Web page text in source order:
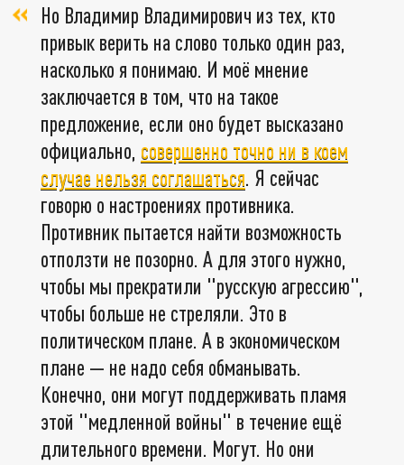
Но Владимир Владимирович из тех, кто
привык верить на слово только один раз,
насколько я понимаю. И моё мнение
заключается в том, что на такое
предложение, если оно будет высказано
официально, совершенно точно ни в коем
случае нельзя соглашаться. Я сейчас
говорю о настроениях противника.
Противник пытается найти возможность
отползти не позорно. А для этого нужно,
чтобы мы прекратили "русскую агрессию",
чтобы больше не стреляли. Это в
политическом плане. А в экономическом
плане — не надо себя обманывать.
Конечно, они могут поддерживать пламя
этой "медленной войны" в течение ещё
длительного времени. Могут. Но они